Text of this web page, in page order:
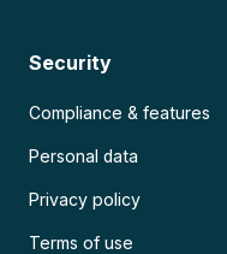
Security
Compliance & features
Personal data
Privacy policy
Terms of use